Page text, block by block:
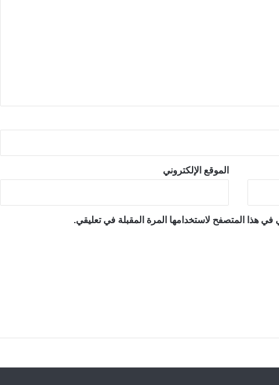
الموقع الإلكتروني
في هذا المتصفح لاستخدامها المرة المقبلة في تعليقي.